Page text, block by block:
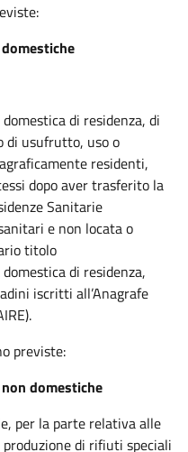
di residenza, di
di usufrutto, uso o
residenti,
dopo aver trasferito la
Sanitarie
e non locata o
titolo
di residenza,
iscritti all’Anagrafe
previste:
domestiche
per la parte relativa alle
di rifiuti speciali